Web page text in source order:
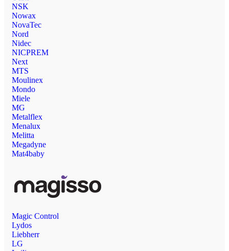
NSK
Nowax
NovaTec
Nord
Nidec
NICPREM
Next
MTS
Moulinex
Mondo
Miele
MG
Metalflex
Menalux
Melitta
Megadyne
Mat4baby
Magic Control
Lydos
Liebherr
LG